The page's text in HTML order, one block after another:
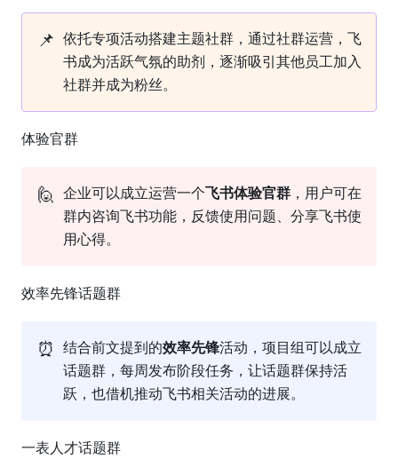
📌
依托专项活动搭建主题社群，通过社群运营，飞
书成为活跃气氛的助剂，逐渐吸引其他员工加入
社群并成为粉丝。
体验官群
🙋 企业可以成立运营一个飞书体验官群，用户可在
群内咨询飞书功能，反馈使用问题、分享飞书使
用心得。
效率先锋话题群
⏰ 结合前文提到的效率先锋活动，项目组可以成立
话题群，每周发布阶段任务，让话题群保持活
跃，也借机推动飞书相关活动的进展。
一表人才话题群